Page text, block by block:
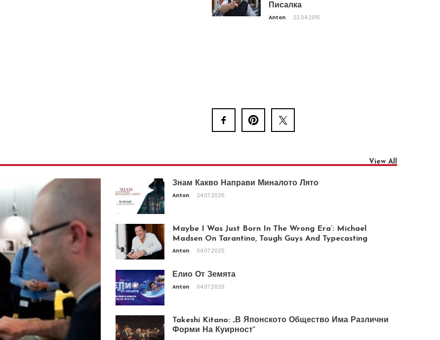
Писалка
Anton 22.04.2015
View All
Знам Какво Направи Миналото Лято
Anton 24.07.2025
Maybe I Was Just Born In The Wrong Era’: Michael
Madsen On Tarantino, Tough Guys And Typecasting
Anton 04.07.2025
Елио От Земята
Anton 04.07.2025
Takeshi Kitano: „В Японското Общество Има Различни
Форми На Куирност“